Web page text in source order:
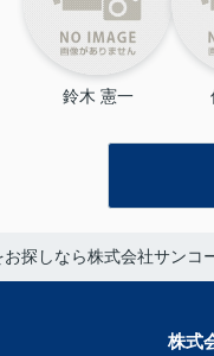
鈴木 憲一
探しなら株式会社サンコ
株式